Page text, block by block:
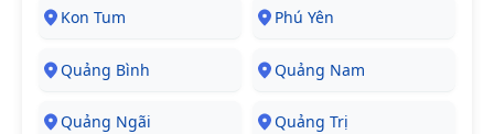
Kon Tum Phú Yên
Quảng Bình Quảng Nam
Quảng Ngãi Quảng Trị